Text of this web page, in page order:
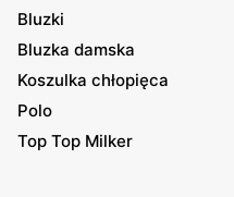
Bluzki
Bluzka damska
Koszulka chłopięca
Polo
Top Top Milker